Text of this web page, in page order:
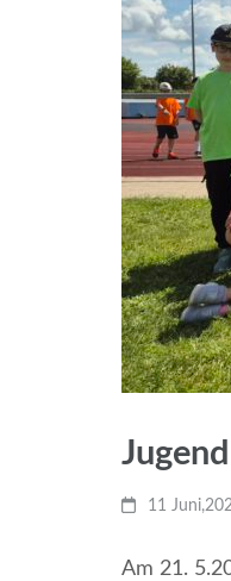
11
Am 21.